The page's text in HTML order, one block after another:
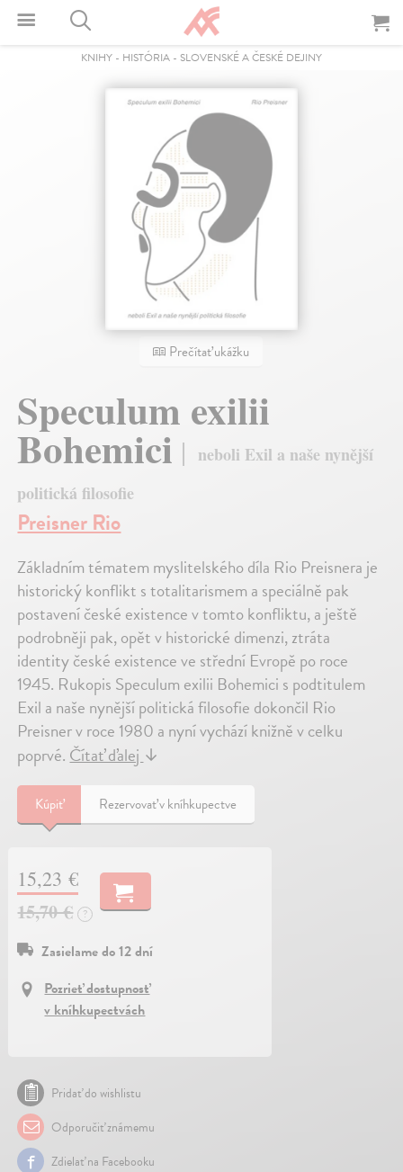
KNIHY - HISTÓRIA - SLOVENSKÉ A ČESKÉ DEJINY
Prečítať ukážku
Speculum exilii
Bohemici
neboli Exil a naše nynější
politická filosofie
Preisner Rio
Základním tématem myslitelského díla Rio Preisnera je
historický konflikt s totalitarismem a speciálně pak
postavení české existence v tomto konfliktu, a ještě
podrobněji pak, opět v historické dimenzi, ztráta
identity české existence ve střední Evropě po roce
1945. Rukopis Speculum exilii Bohemici s podtitulem
Exil a naše nynější politická filosofie dokončil Rio
Preisner v roce 1980 a nyní vychází knižně v celku
poprvé. Čítať ďalej ↓
Kúpiť Rezervovať v kníhkupectve
15,23 €
15,70 €
?
Zasielame do 12 dní
Pozrieť dostupnosť
v kníhkupectvách
Pridať do wishlistu
Odporučiť známemu
Zdielať na Facebooku